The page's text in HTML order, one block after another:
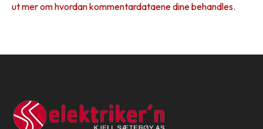
ut mer om hvordan kommentardataene dine behandles.